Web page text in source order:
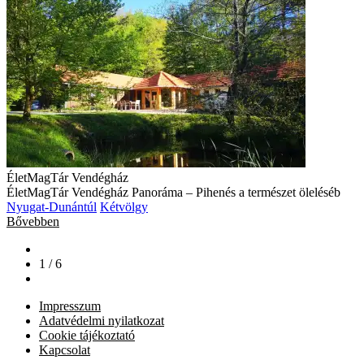
ÉletMagTár Vendégház
ÉletMagTár Vendégház Panoráma – Pihenés a természet öleléséb
Nyugat-Dunántúl Kétvölgy
Bővebben
1 / 6
Impresszum
Adatvédelmi nyilatkozat
Cookie tájékoztató
Kapcsolat